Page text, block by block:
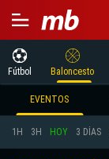
Fútbol Baloncesto
EVENTOS
1H 3H HOY 3 DÍAS